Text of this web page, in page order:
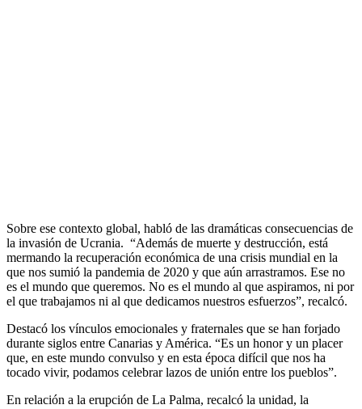
Sobre ese contexto global, habló de las dramáticas consecuencias de
la invasión de Ucrania. “Además de muerte y destrucción, está
mermando la recuperación económica de una crisis mundial en la
que nos sumió la pandemia de 2020 y que aún arrastramos. Ese no
es el mundo que queremos. No es el mundo al que aspiramos, ni por
el que trabajamos ni al que dedicamos nuestros esfuerzos”, recalcó.
Destacó los vínculos emocionales y fraternales que se han forjado
durante siglos entre Canarias y América. “Es un honor y un placer
que, en este mundo convulso y en esta época difícil que nos ha
tocado vivir, podamos celebrar lazos de unión entre los pueblos”.
En relación a la erupción de La Palma, recalcó la unidad, la